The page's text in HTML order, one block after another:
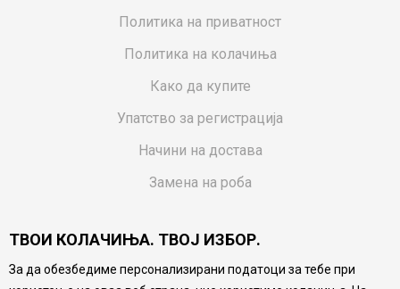
Политика на приватност
Политика на колачиња
Како да купите
Упатство за регистрација
Начини на достава
Замена на роба
Ваучери
Product Finder
ТВОИ КОЛАЧИЊА. ТВОЈ ИЗБОР.
За да обезбедиме персонализирани податоци за тебе при